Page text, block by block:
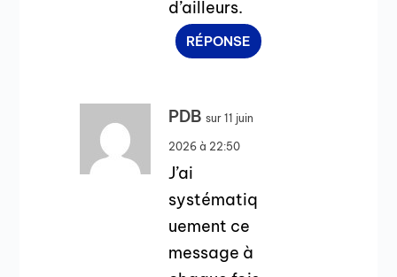
d’ailleurs.
RÉPONSE
PDB sur 11 juin
2026 à 22:50
J’ai
systématiq
uement ce
message à